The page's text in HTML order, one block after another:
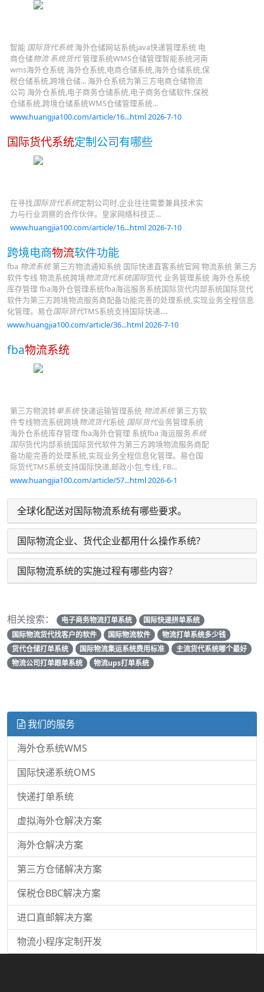
智能 国际货代系统海外仓储网站系统java快递管理系统 电
商仓储物流 系统货代管理系统WMS仓储管理智能系统河南
wms海外仓系统 海外仓系统,电商仓储系统,海外仓储系统,保
税仓储系统,跨境仓储... 海外仓系统为第三方电商仓储物流
公司 海外仓系统,电子商务仓储系统,电子商务仓储软件,保税
仓储系统,跨境仓储系统WMS仓储管理系统...
www.huangjia100.com/article/16...html 2026-7-10
国际货代系统定制公司有哪些
在寻找国际货代系统定制公司时,企业往往需要兼具技术实
力与行业洞察的合作伙伴。皇家网络科技正...
www.huangjia100.com/article/16...html 2026-7-10
跨境电商物流软件功能
fba 物流系统第三方物流通知系统 国际快递直客系统官网 物流系统 第三方
软件专线 物流系统跨境物流货代系统国际货代 业务管理系统 海外仓系统
库存管理 fba海外仓管理系统fba海运服务系统国际货代内部系统国际货代
软件为第三方跨境物流服务商配备功能完善的处理系统,实现业务全程信息
化管理。易仓国际货代TMS系统支持国际快递....
www.huangjia100.com/article/36...html 2026-7-10
fba物流系统
第三方物流转单系统快递运输管理系统 物流系统第三方软
件专线物流系统跨境物流货代系统 国际货代业务管理系统
海外仓系统库存管理 fba海外仓管理 系统fba 海运服务系统
国际货代内部系统国际货代软件为第三方跨境物流服务商配
备功能完善的处理系统,实现业务全程信息化管理。易仓国
际货代TMS系统支持国际快递,邮政小包,专线, FB...
www.huangjia100.com/article/57...html 2026-6-1
全球化配送对国际物流系统有哪些要求。
国际物流企业、货代企业都用什么操作系统?
国际物流系统的实施过程有哪些内容？
相关搜索： 电子商务物流打单系统
国际快递拼单系统
国际物流货代找客户的软件
国际物流软件
物流打单系统多少钱
货代仓储打单系统
国际物流集运系统费用标准
主流货代系统哪个最好
物流公司打单跟单系统
物流ups打单系统
我们的服务
海外仓系统WMS
国际快递系统OMS
快递打单系统
虚拟海外仓解决方案
海外仓解决方案
第三方仓储解决方案
保税仓BBC解决方案
进口直邮解决方案
物流小程序定制开发